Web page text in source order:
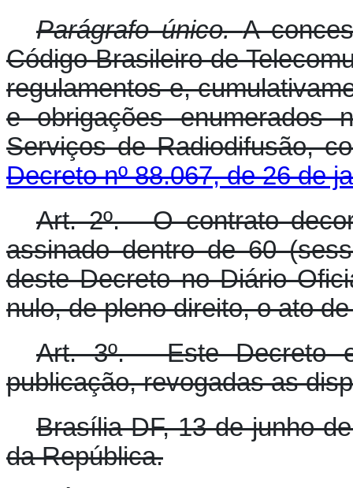
Parágrafo único.A
Código Brasileiro de
regulamentos e,
e obrigações enumerados
Serviços de Radiodifusão,
Decreto nº 88.067, de 26 de
Art. 2º. - O contrato
assinado dentro de 60
deste Decreto no Diário
nulo, de pleno direito, o ato
Art. 3º. - Este Decreto
publicação, revogadas as
Brasília-DF, 13 de junho
da República.